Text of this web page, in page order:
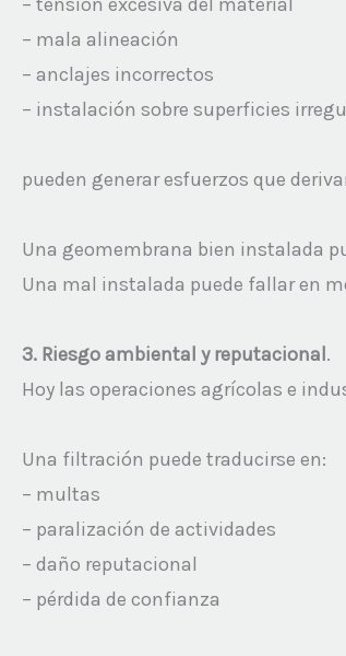
– mala alineación
– anclajes incorrectos
– instalación sobre superficies
pueden generar esfuerzos que
Una geomembrana bien instalada
Una mal instalada puede fallar en
3. Riesgo ambiental y reputacional.
Hoy las operaciones agrícolas e
Una filtración puede traducirse en:
– multas
– paralización de actividades
– daño reputacional
– pérdida de confianza